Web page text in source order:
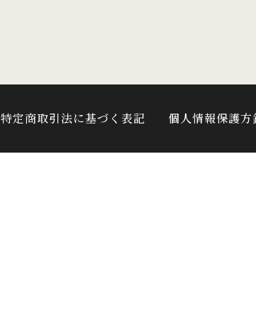
特定商取引法に基づく表記 個人情報保護方